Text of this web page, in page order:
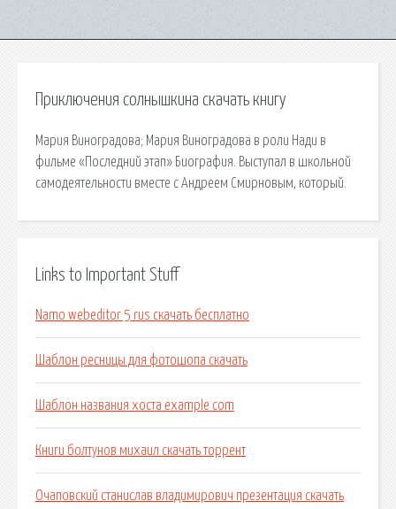
Приключения солнышкина скачать книгу
Мария Виноградова; Мария Виноградова в роли Нади в
фильме «Последний этап» Биография. Выступал в школьной
самодеятельности вместе с Андреем Смирновым, который.
Links to Important Stuff
Namo webeditor 5 rus скачать бесплатно
Шаблон ресницы для фотошопа скачать
Шаблон названия хоста example com
Книги болтунов михаил скачать торрент
Очаповский станислав владимирович презентация скачать